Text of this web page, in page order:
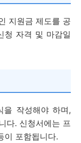
지원금 제도를 공
청 자격 및 마감일
을 작성해야 하며,
다. 신청서에는 프
이 포함됩니다.